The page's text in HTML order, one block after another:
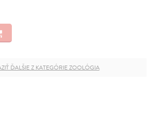
ĎALŠIE Z KATEGÓRIE ZOOLÓGIA